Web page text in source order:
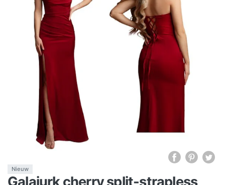
Nieuw
Galajurk cherry split-strapless